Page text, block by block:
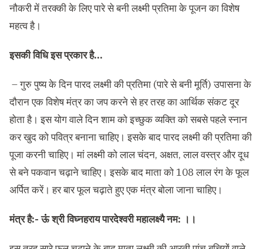
नौकरी में तरक्की के लिए पारे से बनी लक्ष्मी प्रतिमा के पूजन का विशेष
महत्व है।
इसकी विधि इस प्रकार है…
– गुरु पुष्य के दिन पारद लक्ष्मी की प्रतिमा (पारे से बनी मूर्ति) उपासना के
दौरान एक विशेष मंत्र का जप करने से हर तरह का आर्थिक संकट दूर
होता है। इस योग वाले दिन शाम को इच्छुक व्यक्ति को सबसे पहले स्नान
कर खुद को पवित्र बनाना चाहिए। इसके बाद पारद लक्ष्मी की प्रतिमा की
पूजा करनी चाहिए। मां लक्ष्मी को लाल चंदन, अक्षत, लाल वस्त्र और दूध
से बने पकवान चढ़ाने चाहिए। इसके बाद माता को 108 लाल रंग के फूल
अर्पित करें। हर बार फूल चढ़ाते हुए एक मंत्र बोला जाना चाहिए।
मंत्र है:-ऊंं श्री विघ्नहराय पारदेश्वरी महालक्ष्यै नम: ।।